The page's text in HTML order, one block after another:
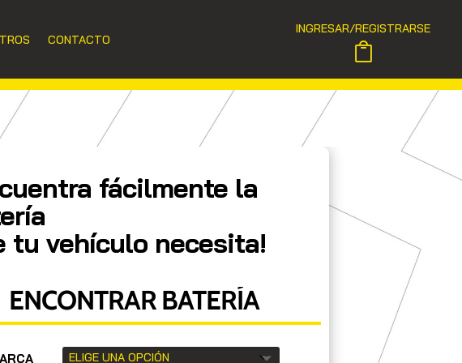
CONTACTO
INGRESAR/REGISTRARSE
fácilmente la
tu vehículo necesita!
ENCONTRAR BATERÍA